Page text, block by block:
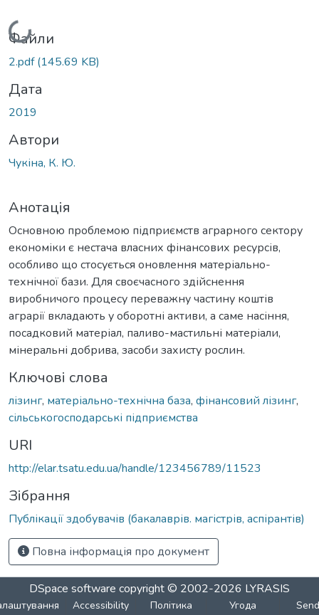
Вантажиться...
Файли
2.pdf(145.69 KB)
Дата
2019
Автори
Чукіна, К. Ю.
Анотація
Основною проблемою підприємств аграрного сектору
економіки є нестача власних фінансових ресурсів,
особливо що стосується оновлення матеріально-
технічної бази. Для своєчасного здійснення
виробничого процесу переважну частину коштів
аграрії вкладають у оборотні активи, а саме насіння,
посадковий матеріал, паливо-мастильні матеріали,
мінеральні добрива, засоби захисту рослин.
Ключові слова
лізинг, матеріально-технічна база, фінансовий лізинг,
сільськогосподарські підприємства
URI
http://elar.tsatu.edu.ua/handle/123456789/11523
Зібрання
Публікації здобувачів (бакалаврів. магістрів, аспірантів)
Повна інформація про документ
DSpace software copyright © 2002-2026 LYRASIS
Accessibility
Політика
Угода
Send